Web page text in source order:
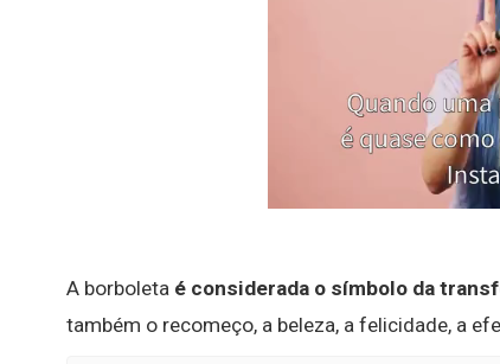
A borboleta é considerada o símbolo da
também o recomeço, a beleza, a felicidade, a